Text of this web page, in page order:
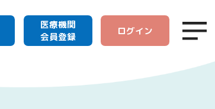
医療機関
会員登録
ログイン